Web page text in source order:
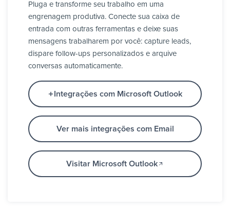
Pluga e transforme seu trabalho em uma
engrenagem produtiva. Conecte sua caixa de
entrada com outras ferramentas e deixe suas
mensagens trabalharem por você: capture leads,
dispare follow-ups personalizados e arquive
conversas automaticamente.
Integrações com Microsoft Outlook
Ver mais integrações com Email
Visitar Microsoft Outlook